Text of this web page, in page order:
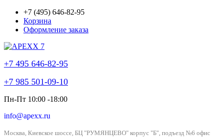
+7 (495) 646-82-95
Корзина
Оформление заказа
+7 495 646-82-95
+7 985 501-09-10
Пн-Пт 10:00 -18:00
info@apexx.ru
Москва, Киевское шоссе, БЦ "РУМЯНЦЕВО" корпус "Б", подъезд №6 офис